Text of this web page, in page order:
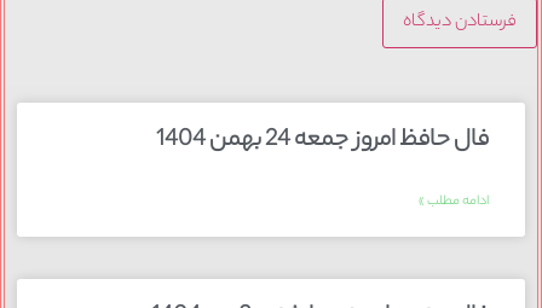
فال حافظ امروز جمعه 24 بهمن 1404
ادامه مطلب »